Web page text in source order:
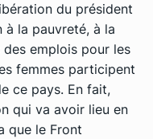
du président
la pauvreté, à la
emplois pour les
femmes participent
ce pays. En fait,
qui va avoir lieu en
que le Front